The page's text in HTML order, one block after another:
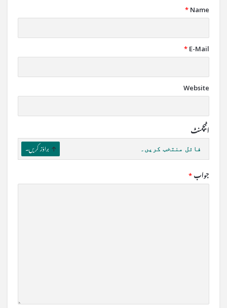
Name
*
E-Mail
*
Website
اٹیچمنٹ
فائل منتخب کریں۔ براؤز کریں۔
جواب *